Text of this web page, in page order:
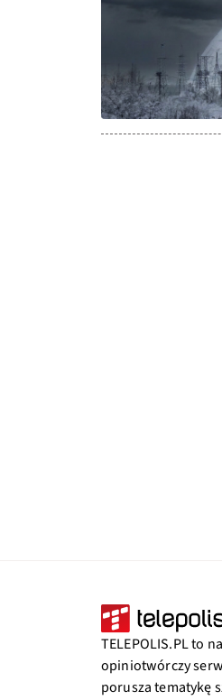
TELEPOLIS.PL to
opiniotwórczy
porusza tematykę